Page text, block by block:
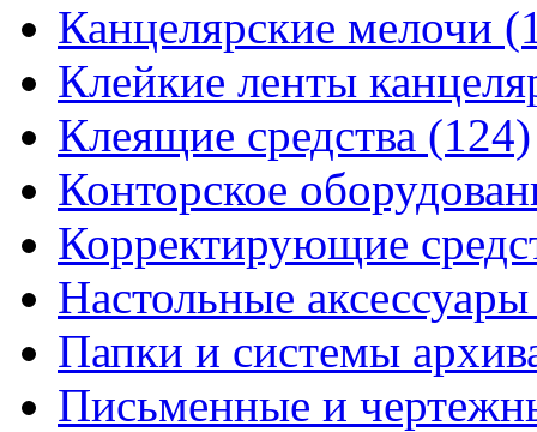
Канцелярские мелочи
Клейкие ленты
Клеящие средства (124)
Конторское
Корректирующие
Настольные
Папки и системы
Письменные и